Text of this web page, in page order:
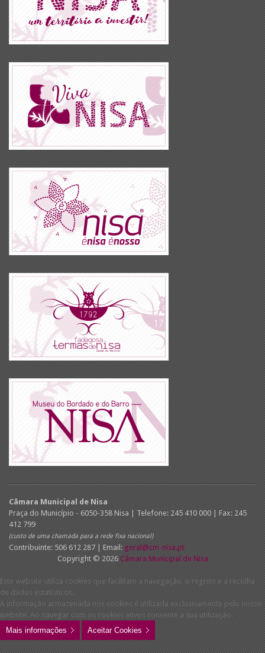
Câmara Municipal de Nisa
Praça do Município - 6050-358 Nisa | Telefone: 245 410 000 | Fax: 245
412 799
(custo de uma chamada para a rede fixa nacional)
Contribuinte: 506 612 287 | Email: geral@cm-nisa.pt
Copyright © 2026 Câmara Municipal de Nisa
Este website utiliza cookies que facilitam a navegação, o registo e a recolha
de dados estatísticos.
A informação armazenada nos cookies é utilizada exclusivamente pelo nosso
website. Ao navegar com os cookies ativos consente a sua utilização.
Mais informações
Aceitar Cookies